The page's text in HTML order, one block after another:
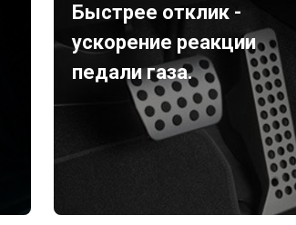
Быстрее отклик -
ускорение реакции
педали газа.